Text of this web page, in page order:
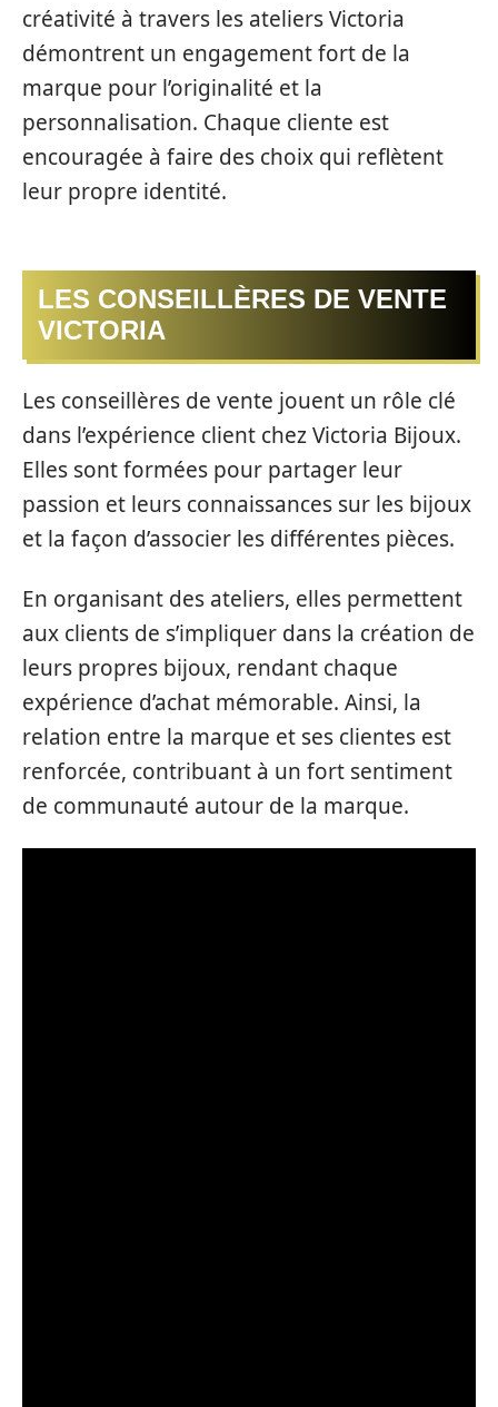
créativité à travers les ateliers Victoria
démontrent un engagement fort de la
marque pour l’originalité et la
personnalisation. Chaque cliente est
encouragée à faire des choix qui reflètent
leur propre identité.
LES CONSEILLÈRES DE VENTE
VICTORIA
Les conseillères de vente jouent un rôle clé
dans l’expérience client chez Victoria Bijoux.
Elles sont formées pour partager leur
passion et leurs connaissances sur les bijoux
et la façon d’associer les différentes pièces.
En organisant des ateliers, elles permettent
aux clients de s’impliquer dans la création de
leurs propres bijoux, rendant chaque
expérience d’achat mémorable. Ainsi, la
relation entre la marque et ses clientes est
renforcée, contribuant à un fort sentiment
de communauté autour de la marque.